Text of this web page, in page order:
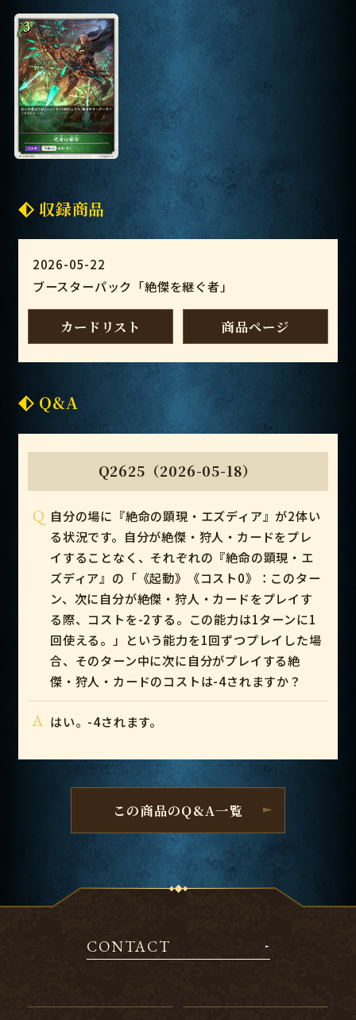
収録商品
2026-05-22
ブースターパック「絶傑を継ぐ者」
カードリスト 商品ページ
Q&A
Q2625（2026-05-18）
Q 自分の場に『絶命の顕現・エズディア』が2体い
る状況です。自分が絶傑・狩人・カードをプレ
イすることなく、それぞれの『絶命の顕現・エ
ズディア』の「《起動》《コスト0》：このター
ン、次に自分が絶傑・狩人・カードをプレイす
る際、コストを-2する。この能力は1ターンに1
回使える。」という能力を1回ずつプレイした場
合、そのターン中に次に自分がプレイする絶
傑・狩人・カードのコストは-4されますか？
A はい。-4されます。
この商品のQ&A一覧
CONTACT